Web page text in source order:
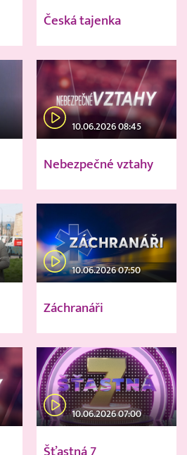
Česká tajenka
10.06.2026 08:45
Nebezpečné vztahy
10.06.2026 07:50
Záchranáři
10.06.2026 07:00
Šťastná 7